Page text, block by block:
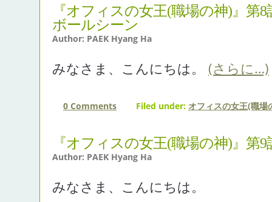
『オフィスの女王(職場の神)』第8話より
ボールシーン
Author: PAEK Hyang Ha
みなさま、こんにちは。 (さらに…)
0 Comments Filed under: オフィスの女王(職場
『オフィスの女王(職場の神)』第9
Author: PAEK Hyang Ha
みなさま、こんにちは。